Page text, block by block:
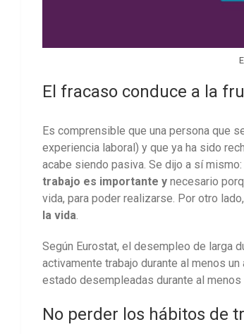
El fracaso conduce a la
Es comprensible que una persona que
experiencia laboral) y que ya ha sido
acabe siendo pasiva. Se dijo a sí
trabajo es importante y necesario
vida, para poder realizarse. Por otro
la vida
Según Eurostat, el desempleo de larga
activamente trabajo durante al menos
estado desempleadas durante al menos
No perder los hábitos de